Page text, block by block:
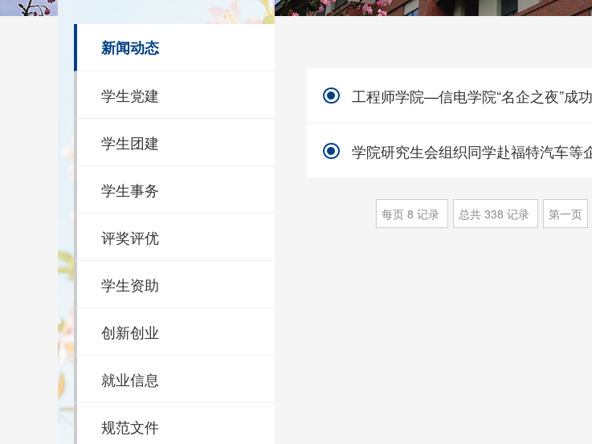
新闻动态
学生党建
学生团建
学生事务
评奖评优
学生资助
创新创业
就业信息
规范文件
工程师学院—信电学院“名企之夜”成
学院研究生会组织同学赴福特汽车等
每页 8 记录 总共 338 记录 第一页